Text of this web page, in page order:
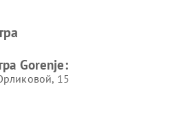
Gorenje:
15